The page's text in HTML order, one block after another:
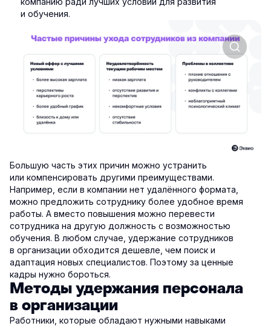
и обучения.
Большую часть этих причин можно устранить
или компенсировать другими преимуществами.
Например, если в компании нет удалённого формата,
можно предложить сотруднику более удобное время
работы. А вместо повышения можно перевести
сотрудника на другую должность с возможностью
обучения. В любом случае, удержание сотрудников
в организации обходится дешевле, чем поиск и
адаптация новых специалистов. Поэтому за ценные
кадры нужно бороться.
Методы удержания персонала
в организации
Работники, которые обладают нужными навыками